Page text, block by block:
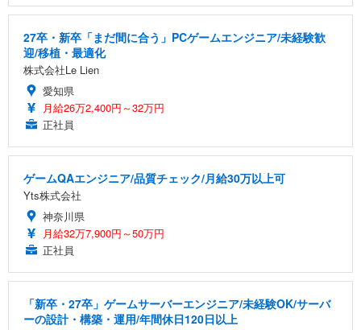
27卒・新卒「まだ間に合う」PCゲームエンジニア/未経験歓
迎/移植・最適化
株式会社Le Lien
愛知県
月給26万2,400円～32万円
正社員
ゲームQAエンジニア/品質チェック/月給30万以上可
Yts株式会社
神奈川県
月給32万7,900円～50万円
正社員
「新卒・27卒」ゲームサーバーエンジニア/未経験OK/サーバ
ーの設計・構築・運用/年間休日120日以上